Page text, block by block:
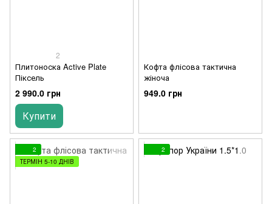
2
Плитоноска Active Plate
Піксель
2 990.0 грн
Купити
Кофта флісова тактична
жіноча
949.0 грн
2
ТЕРМІН 5-10 ДНІВ
2